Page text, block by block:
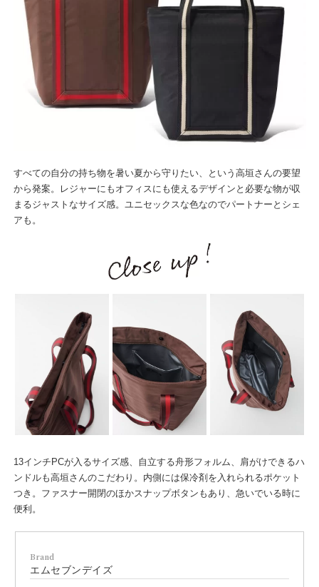
すべての自分の持ち物を暑い夏から守りたい、という高垣さんの要望
から発案。レジャーにもオフィスにも使えるデザインと必要な物が収
まるジャストなサイズ感。ユニセックスな色なのでパートナーとシェ
アも。
13インチPCが入るサイズ感、自立する舟形フォルム、肩がけできるハ
ンドルも高垣さんのこだわり。内側には保冷剤を入れられるポケット
つき。ファスナー開閉のほかスナップボタンもあり、急いでいる時に
便利。
Brand
エムセブンデイズ